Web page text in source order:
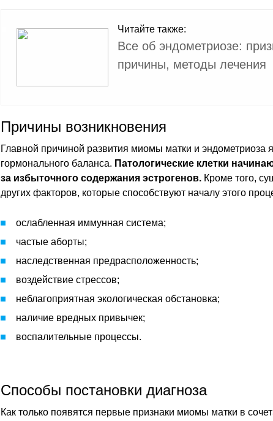
Читайте также:
Все об эндометриозе:
причины, методы лечения
Причины возникновения
Главной причиной развития миомы матки и эндометриоза
гормонального баланса. Патологические клетки
за избыточного содержания эстрогенов. Кроме того,
других факторов, которые способствуют началу этого
ослабленная иммунная система;
частые аборты;
наследственная предрасположенность;
воздействие стрессов;
неблагоприятная экологическая обстановка;
наличие вредных привычек;
воспалительные процессы.
Способы постановки диагноза
Как только появятся первые признаки миомы матки в